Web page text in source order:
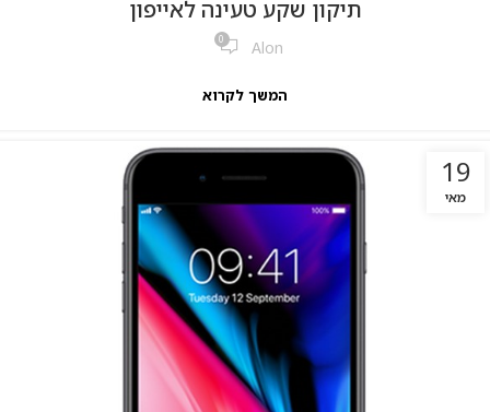
תיקון שקע טעינה לאייפון
Alon
0
המשך לקרוא
19
מאי